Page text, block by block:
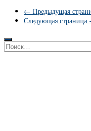
← Предыдущая
Следующая
Найти: